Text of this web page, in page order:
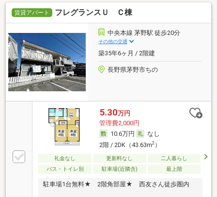
賃貸アパート フレグランスＵ Ｃ棟
中央本線 茅野駅 徒歩20分
その他の交通
築35年6ヶ月 / 2階建
長野県茅野市ちの
5.30万円
管理費2,000円
10.6万円
なし
2階 / 2DK（43.63m2）
礼金なし 更新料なし
二人暮らし
バス・トイレ別
駐車場(近隣含) 最上階
駐車場1台無料★ 2階角部屋★ 西友さん徒歩圏内